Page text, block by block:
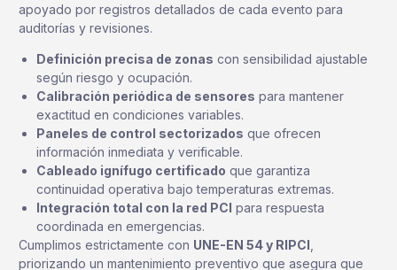
apoyado por registros detallados de cada evento para
auditorías y revisiones.
Definición precisa de zonas con sensibilidad ajustable
según riesgo y ocupación.
Calibración periódica de sensores para mantener
exactitud en condiciones variables.
Paneles de control sectorizados que ofrecen
información inmediata y verificable.
Cableado ignífugo certificado que garantiza
continuidad operativa bajo temperaturas extremas.
Integración total con la red PCI para respuesta
coordinada en emergencias.
Cumplimos estrictamente con UNE-EN 54 y RIPCI ,
priorizando un mantenimiento preventivo que asegura que